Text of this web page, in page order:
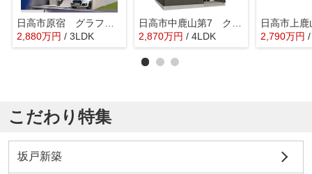
日高市原宿 グラファーレ 新築戸建 全1棟 1号棟
2,880万円 / 3LDK
日高市中鹿山第7 クレイドルガーデン 新築戸建 全10棟 8号棟
2,870万円 / 4LDK 2,790万円
こだわり特集
坂戸新築